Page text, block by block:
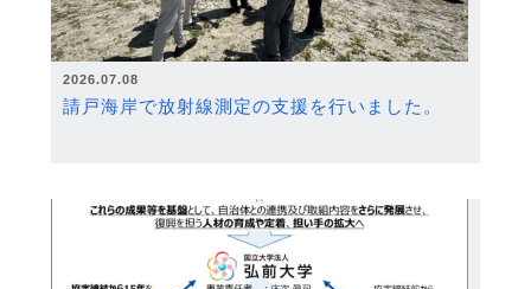
2026.07.08
請戸海岸で放射線測定の支援を行いました。